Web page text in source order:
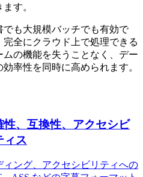
す。
も大規模バッチでも有効で
全にクラウド上で処理できる
の機能を失うことなく、デー
率性を同時に高められます。
、互換性、アクセシビ
ィス
ング、アクセシビリティへの